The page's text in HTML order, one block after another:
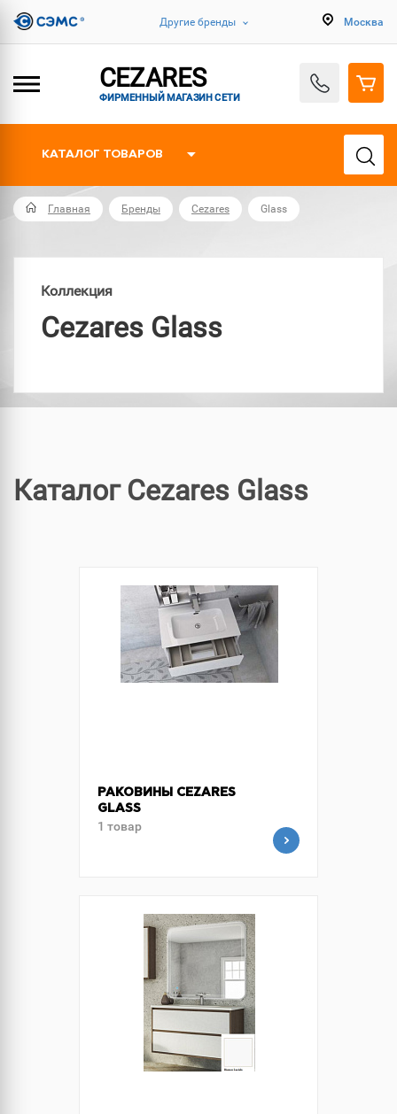
Другие бренды Москва
CEZARES
ФИРМЕННЫЙ МАГАЗИН СЕТИ
КАТАЛОГ ТОВАРОВ
Главная Бренды Cezares Glass
Коллекция
Cezares Glass
Каталог Cezares Glass
РАКОВИНЫ CEZARES
GLASS
1 товар